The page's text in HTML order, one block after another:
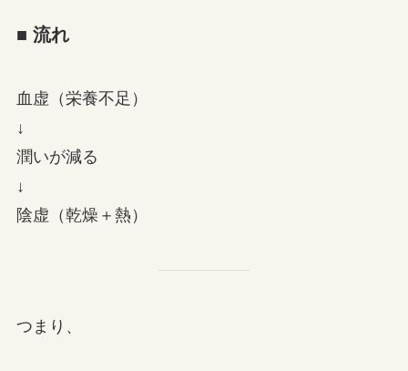
■ 流れ
血虚（栄養不足）
↓
潤いが減る
↓
陰虚（乾燥＋熱）
つまり、